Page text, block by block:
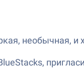
необычная,